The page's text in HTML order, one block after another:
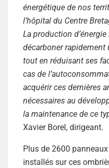
énergétique de nos
l’hôpital du Centre
La production
décarboner rapidement
tout en réduisant ses
cas de
acquérir ces dernières
nécessaires au
la maintenance de ce
Xavier Borel, dirigeant.
Plus de 2600
installés sur ces